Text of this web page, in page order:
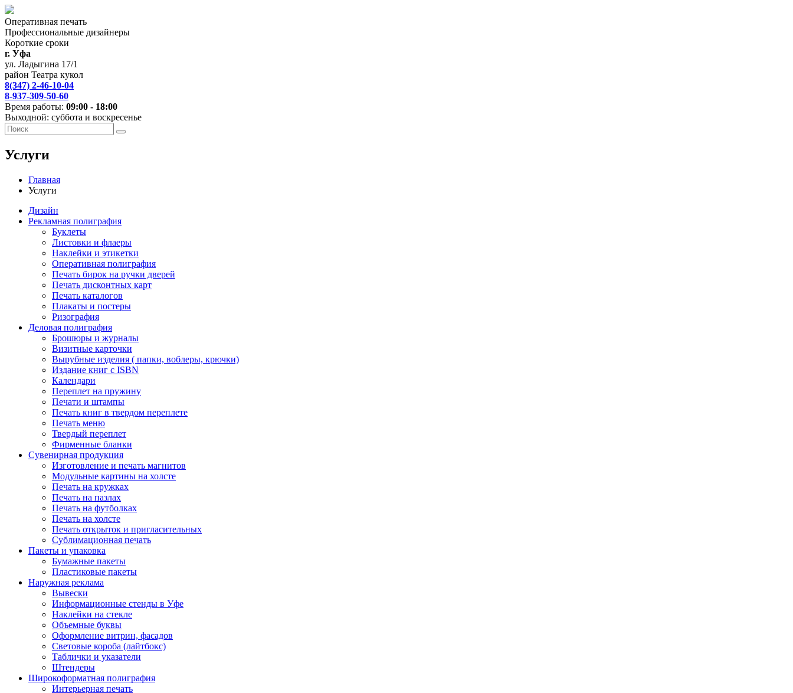
Оперативная печать
Профессиональные дизайнеры
Короткие сроки
г. Уфа
ул. Ладыгина 17/1
район Театра кукол
8(347) 2-46-10-04
8-937-309-50-60
Время работы: 09:00 - 18:00
Выходной: суббота и воскресенье
Услуги
Главная
Услуги
Дизайн
Рекламная полиграфия
Буклеты
Листовки и флаеры
Наклейки и этикетки
Оперативная полиграфия
Печать бирок на ручки дверей
Печать дисконтных карт
Печать каталогов
Плакаты и постеры
Ризография
Деловая полиграфия
Брошюры и журналы
Визитные карточки
Вырубные изделия ( папки, воблеры, крючки)
Издание книг с ISBN
Календари
Переплет на пружину
Печати и штампы
Печать книг в твердом переплете
Печать меню
Твердый переплет
Фирменные бланки
Сувенирная продукция
Изготовление и печать магнитов
Модульные картины на холсте
Печать на кружках
Печать на пазлах
Печать на футболках
Печать на холсте
Печать открыток и пригласительных
Сублимационная печать
Пакеты и упаковка
Бумажные пакеты
Пластиковые пакеты
Наружная реклама
Вывески
Информационные стенды в Уфе
Наклейки на стекле
Объемные буквы
Оформление витрин, фасадов
Световые короба (лайтбокс)
Таблички и указатели
Штендеры
Широкоформатная полиграфия
Интерьерная печать